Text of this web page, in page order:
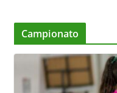
Campionato